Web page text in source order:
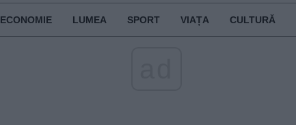
ECONOMIE LUMEA SPORT VIAȚA CULTURĂ